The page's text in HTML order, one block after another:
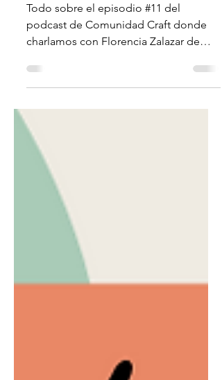
Todo sobre el episodio #11 del
podcast de Comunidad Craft donde
charlamos con Florencia Zalazar de